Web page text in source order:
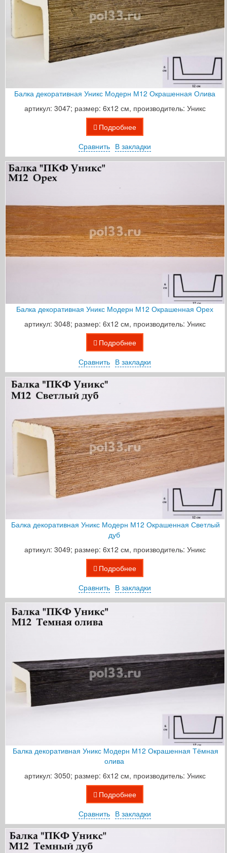
Балка декоративная Уникс Модерн М12 Окрашенная Олива
артикул: 3047; размер: 6x12 см, производитель: Уникс
Подробнее
Сравнить В закладки
Балка декоративная Уникс Модерн М12 Окрашенная Орех
артикул: 3048; размер: 6x12 см, производитель: Уникс
Подробнее
Сравнить В закладки
Балка декоративная Уникс Модерн М12 Окрашенная Светлый
дуб
артикул: 3049; размер: 6x12 см, производитель: Уникс
Подробнее
Сравнить В закладки
Балка декоративная Уникс Модерн М12 Окрашенная Тёмная
олива
артикул: 3050; размер: 6x12 см, производитель: Уникс
Подробнее
Сравнить В закладки